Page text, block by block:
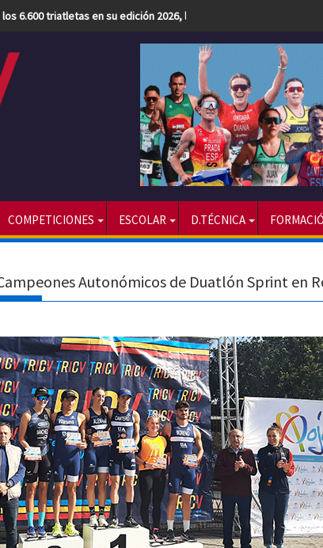
6.600 triatletas en su edición 2026, la más numerosa hasta la
COMPETICIONES ESCOLAR D.TÉCNICA
Autonómicos de Duatlón Sprint en